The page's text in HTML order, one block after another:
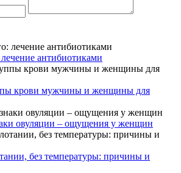
антибиотиками
крови мужчины и женщины для
овуляции – ощущения у женщин
без температуры: причины и